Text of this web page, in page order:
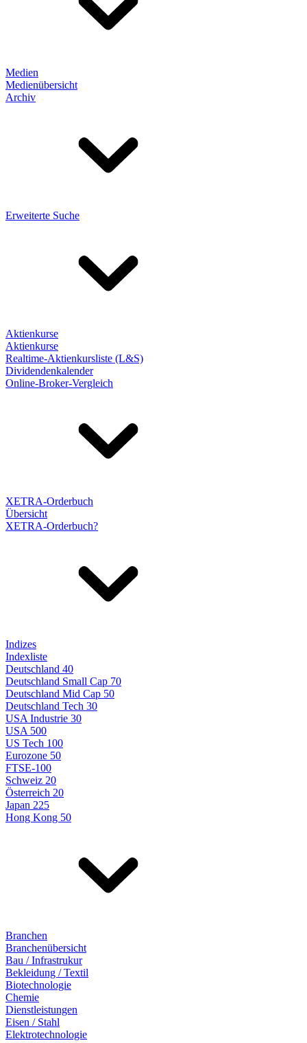
Medien
Medienübersicht
Archiv
Erweiterte Suche
Aktienkurse
Aktienkurse
Realtime-Aktienkursliste (L&S)
Dividendenkalender
Online-Broker-Vergleich
XETRA-Orderbuch
Übersicht
XETRA-Orderbuch?
Indizes
Indexliste
Deutschland 40
Deutschland Small Cap 70
Deutschland Mid Cap 50
Deutschland Tech 30
USA Industrie 30
USA 500
US Tech 100
Eurozone 50
FTSE-100
Schweiz 20
Österreich 20
Japan 225
Hong Kong 50
Branchen
Branchenübersicht
Bau / Infrastrukur
Bekleidung / Textil
Biotechnologie
Chemie
Dienstleistungen
Eisen / Stahl
Elektrotechnologie